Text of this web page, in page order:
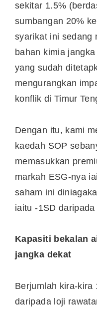
sekitar 1.5%
sumbangan 20%
syarikat ini sedang
bahan kimia
yang sudah
mengurangkan
konflik di Timur
Dengan itu, kami
kaedah SOP
memasukkan
markah ESG-nya
saham ini
iaitu -1SD
Kapasiti bekalan
jangka dekat
Berjumlah kira-kira
daripada loji